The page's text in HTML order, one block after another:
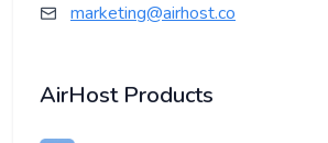
marketing@airhost.co
AirHost Products